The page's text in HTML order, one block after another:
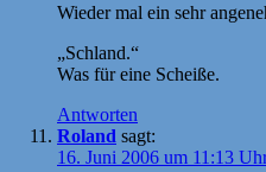
Wieder mal ein sehr
„Schland.“
Was für eine Scheiße.
Antworten
Roland sagt:
16. Juni 2006 um 11:13